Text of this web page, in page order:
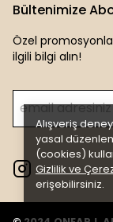
Alışveriş
yasal
(cookies)
Gizlilik ve
erişebilirsiniz.
Bültenimize
Özel
ilgili bilgi alın!